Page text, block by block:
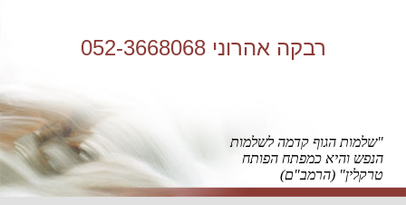
רבקה אהרוני 052-3668068
"שלמות הגוף קדמה לשלמות
הנפש והיא כמפתח הפותח
טרקלין" (הרמב"ם)